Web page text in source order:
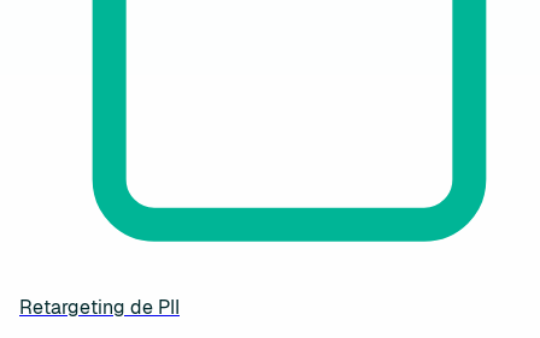
Retargeting de PII